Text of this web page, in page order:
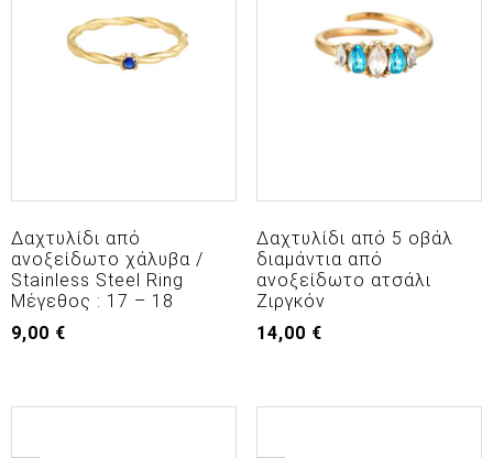
Δαχτυλίδι από
ανοξείδωτο χάλυβα /
Stainless Steel Ring
Μέγεθος : 17 – 18
9,00 €
Δαχτυλίδι από 5 οβάλ
διαμάντια από
ανοξείδωτο ατσάλι
Ζιργκόν
14,00 €